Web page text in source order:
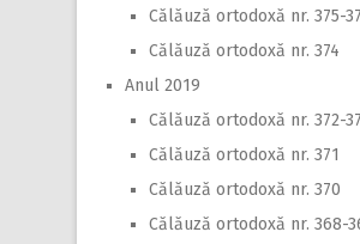
Călăuză ortodoxă nr. 375-
Călăuză ortodoxă nr. 374
Anul 2019
Călăuză ortodoxă nr. 372-
Călăuză ortodoxă nr. 371
Călăuză ortodoxă nr. 370
Călăuză ortodoxă nr. 368-